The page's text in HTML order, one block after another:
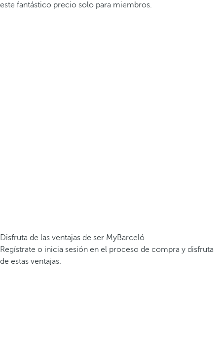
este fantástico precio solo para miembros.
Disfruta de las ventajas de ser MyBarceló
Regístrate o inicia sesión en el proceso de compra y disfruta
de estas ventajas.